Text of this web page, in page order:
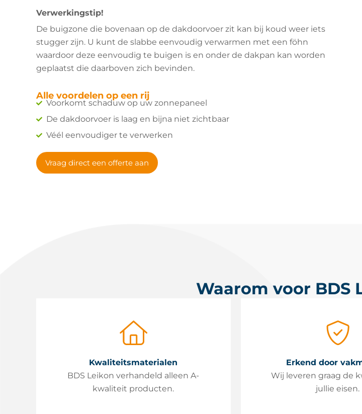
Verwerkingstip!
De buigzone die bovenaan op de dakdoorvoer zit kan bij koud weer iets
stugger zijn. U kunt de slabbe eenvoudig verwarmen met een föhn
waardoor deze eenvoudig te buigen is en onder de dakpan kan worden
geplaatst die daarboven zich bevinden.
Alle voordelen op een rij
Voorkomt schaduw op uw zonnepaneel
De dakdoorvoer is laag en bijna niet zichtbaar
Véél eenvoudiger te verwerken
Vraag direct een offerte aan
Waarom voor BDS
Kwaliteitsmaterialen
BDS Leikon verhandeld alleen A-
kwaliteit producten.
Erkend door
Wij leveren graag de
jullie eisen.